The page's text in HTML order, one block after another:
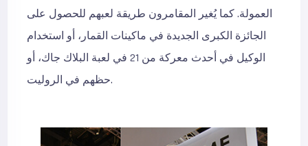
العمولة. كما يُغير المقامرون طريقة لعبهم للحصول على
الجائزة الكبرى الجديدة في ماكينات القمار، أو استخدام
الوكيل في أحدث معركة من 21 في لعبة البلاك جاك، أو
حظهم في الروليت.